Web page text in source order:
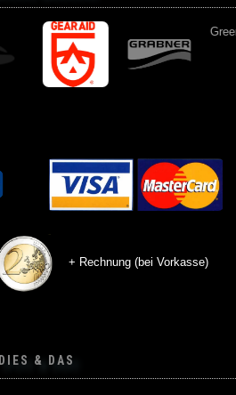
+ Rechnung (bei Vorkasse)
DIES & DAS